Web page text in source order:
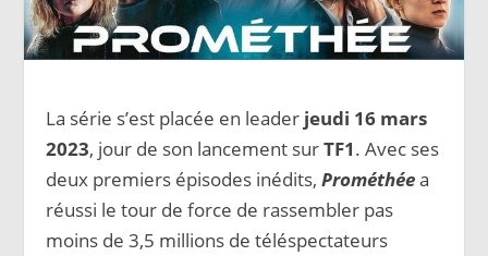
La série s’est placée en leader jeudi 16 mars
2023, jour de son lancement surTF1. Avec ses
deux premiers épisodes inédits,Prométhéea
réussi le tour de force de rassembler pas
moins de 3,5 millions de téléspectateurs